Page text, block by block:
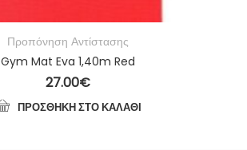
Προπόνηση Αντίστασης
Gym Mat Eva 1,40m Red
27.00€
ΠΡΟΣΘΉΚΗ ΣΤΟ ΚΑΛΆΘΙ